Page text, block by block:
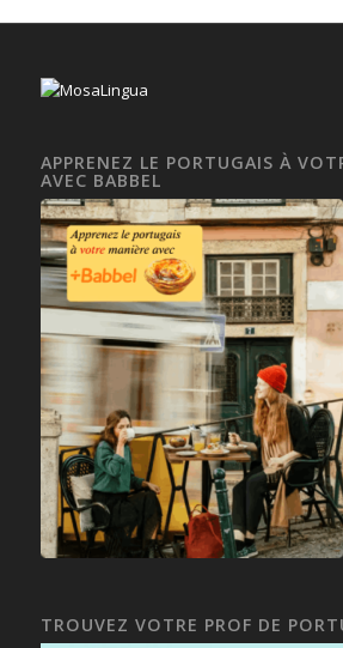
APPRENEZ LE PORTUGAIS À
AVEC BABBEL
TROUVEZ VOTRE PROF DE